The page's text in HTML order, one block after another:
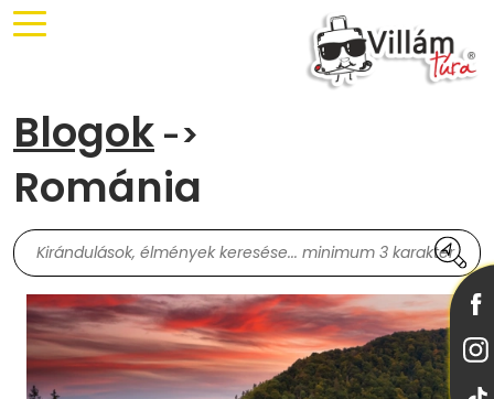
Blogok ->
Románia